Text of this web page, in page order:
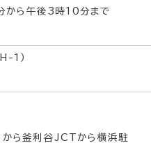
から午後3時10分まで
1）
から釜利谷JCTから横浜駐